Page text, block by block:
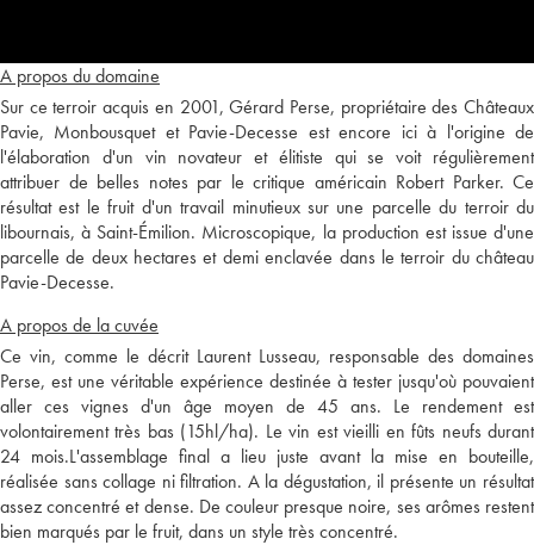
A propos du domaine
Sur ce terroir acquis en 2001, Gérard Perse, propriétaire des Châteaux
Pavie, Monbousquet et Pavie-Decesse est encore ici à l'origine de
l'élaboration d'un vin novateur et élitiste qui se voit régulièrement
attribuer de belles notes par le critique américain Robert Parker. Ce
résultat est le fruit d'un travail minutieux sur une parcelle du terroir du
libournais, à Saint-Émilion. Microscopique, la production est issue d'une
parcelle de deux hectares et demi enclavée dans le terroir du château
Pavie-Decesse.
A propos de la cuvée
Ce vin, comme le décrit Laurent Lusseau, responsable des domaines
Perse, est une véritable expérience destinée à tester jusqu'où pouvaient
aller ces vignes d'un âge moyen de 45 ans. Le rendement est
volontairement très bas (15hl/ha). Le vin est vieilli en fûts neufs durant
24 mois.L'assemblage final a lieu juste avant la mise en bouteille,
réalisée sans collage ni filtration. A la dégustation, il présente un résultat
assez concentré et dense. De couleur presque noire, ses arômes restent
bien marqués par le fruit, dans un style très concentré.